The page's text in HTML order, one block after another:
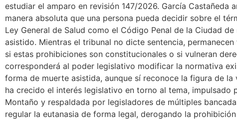
estudiar el amparo en revisión 147/2026. García
manera absoluta que una persona pueda decidir sobre el
Ley General de Salud como el Código Penal de la Ciudad
asistido. Mientras el tribunal no dicte sentencia,
si estas prohibiciones son constitucionales o si vulneran
corresponderá al poder legislativo modificar la normativa
forma de muerte asistida, aunque sí reconoce la figura de
ha crecido el interés legislativo en torno al tema, impulsado
Montaño y respaldada por legisladores de múltiples
regular la eutanasia de forma legal, derogando la